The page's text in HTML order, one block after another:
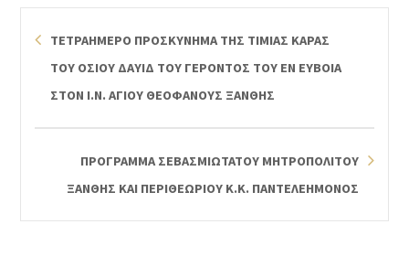
ΤΕΤΡΑΗΜΕΡΟ ΠΡΟΣΚΥΝΗΜΑ ΤΗΣ ΤΙΜΙΑΣ ΚΑΡΑΣ
ΤΟΥ ΟΣΙΟΥ ΔΑΥΙΔ ΤΟΥ ΓΕΡΟΝΤΟΣ ΤΟΥ ΕΝ ΕΥΒΟΙΑ
ΣΤΟΝ Ι.Ν. ΑΓΙΟΥ ΘΕΟΦΑΝΟΥΣ ΞΑΝΘΗΣ
ΠΡΟΓΡΑΜΜΑ ΣΕΒΑΣΜΙΩΤΑΤΟΥ ΜΗΤΡΟΠΟΛΙΤΟΥ
ΞΑΝΘΗΣ ΚΑΙ ΠΕΡΙΘΕΩΡΙΟΥ Κ.Κ. ΠΑΝΤΕΛΕΗΜΟΝΟΣ